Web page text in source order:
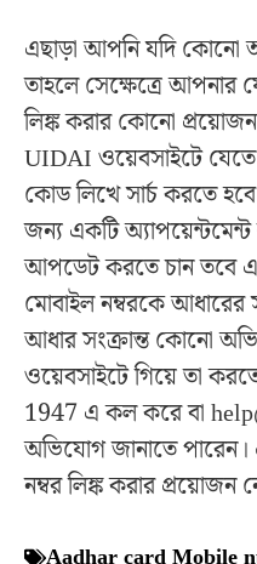
এছাড়া আপনি যদি কোনো
তাহলে সেক্ষেত্রে আপনার
লিঙ্ক করার কোনো
UIDAI ওয়েবসাইটে
কোড লিখে সার্চ করতে
জন্য একটি
আপডেট করতে চান তবে
মোবাইল নম্বরকে আধারের
আধার সংক্রান্ত কোনো
ওয়েবসাইটে গিয়ে তা
1947 এ কল করে বা
অভিযোগ জানাতে
নম্বর লিঙ্ক করার প্রয়োজন